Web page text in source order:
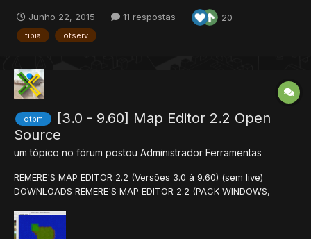
installation) GitHub Instalando: Basta baixar a versão normal do
Remere's Map Editor no S...
Junho 22, 2015 11 respostas 20
tibia otserv
otbm
[3.0 - 9.60] Map Editor 2.2 Open
Source
um tópico no fórum postou Administrador Ferramentas
REMERE'S MAP EDITOR 2.2 (Versões 3.0 à 9.60) (sem live)
DOWNLOADS REMERE'S MAP EDITOR 2.2 (PACK WINDOWS,
Instale MSVC 2010 SP1 Redistributable. REMERE'S MAP EDITOR
2.2 (PACK WINDOWS, UBUNTO + SOURCES) XTIBIA.COM...